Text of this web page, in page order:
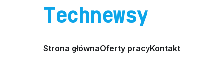
Technewsy
Strona głównaOferty pracyKontakt